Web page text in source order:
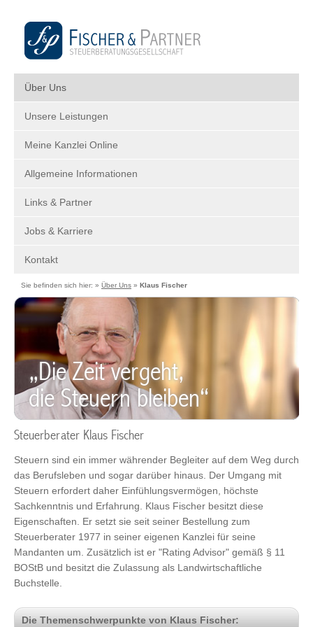
Über Uns
Unsere Leistungen
Meine Kanzlei Online
Allgemeine Informationen
Links & Partner
Jobs & Karriere
Kontakt
Sie befinden sich hier: » Über Uns » Klaus Fischer
„Die Zeit vergeht,
die Steuern bleiben“
Steuerberater Klaus Fischer
Steuern sind ein immer währender Begleiter auf dem Weg durch
das Berufsleben und sogar darüber hinaus. Der Umgang mit
Steuern erfordert daher Einfühlungsvermögen, höchste
Sachkenntnis und Erfahrung. Klaus Fischer besitzt diese
Eigenschaften. Er setzt sie seit seiner Bestellung zum
Steuerberater 1977 in seiner eigenen Kanzlei für seine
Mandanten um. Zusätzlich ist er "Rating Advisor" gemäß § 11
BOStB und besitzt die Zulassung als Landwirtschaftliche
Buchstelle.
Die Themenschwerpunkte von Klaus Fischer: